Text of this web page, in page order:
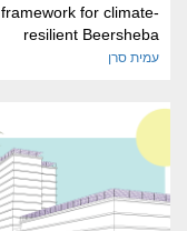
framework for climate-
resilient Beersheba
עמית סרן